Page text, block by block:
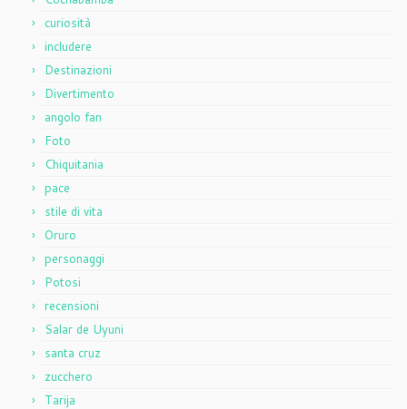
curiosità
includere
Destinazioni
Divertimento
angolo fan
Foto
Chiquitania
pace
stile di vita
Oruro
personaggi
Potosi
recensioni
Salar de Uyuni
santa cruz
zucchero
Tarija